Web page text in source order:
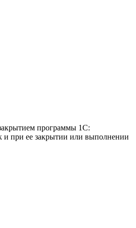
программы 1С:
и при ее закрытии или выполнении